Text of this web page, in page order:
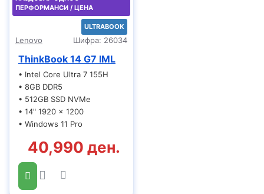
ПЕРФОРМАНСИ / ЦЕНА
ULTRABOOK
Lenovo Шифра: 26034
ThinkBook 14 G7 IML
• Intel Core Ultra 7 155H
• 8GB DDR5
• 512GB SSD NVMe
• 14" 1920 x 1200
• Windows 11 Pro
40,990 ден.